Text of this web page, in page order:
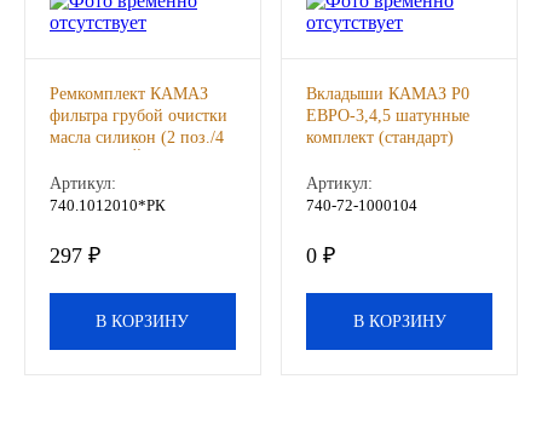
Охлаждающие жидкости
Специальные жидкости
Автосмазки
CHEVRON
OIL RIGHT
Ремкомплект КАМАЗ
фильтра грубой очистки
масла силикон (2 поз./4
Артикул:
740.1012010*РК
297 ₽
В КОРЗИНУ
Вкладыши КАМАЗ Р0
ЕВРО-3,4,5 шатунные
комплект (стандарт)
к-т
Артикул:
740-72-1000104
0 ₽
В КОРЗИНУ